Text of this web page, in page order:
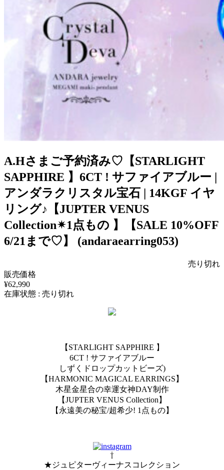
A.Hさまご予約済み♡【STARLIGHT
SAPPHIRE 】6CT ! サファイアブルー |
アンダラクリスタル宝石 | 14KGF イヤ
リング♪【JUPTER VENUS
Collection✴︎1点もの 】【SALE 10%OFF
6/21まで♡】 (andaraearring053)
売り切れ
販売価格
¥62,990
在庫状態 : 売り切れ
【STARLIGHT SAPPHIRE 】
6CT ! サファイアブルー
しずくドロップカットビーズ)
【HARMONIC MAGICAL EARRINGS】
木星金星合の幸運女神DAY制作
【JUPTER VENUS Collection】
【永遠美の秘宝/超希少! 1点もの】
⇧
★ジュピターヴィーナスコレクション